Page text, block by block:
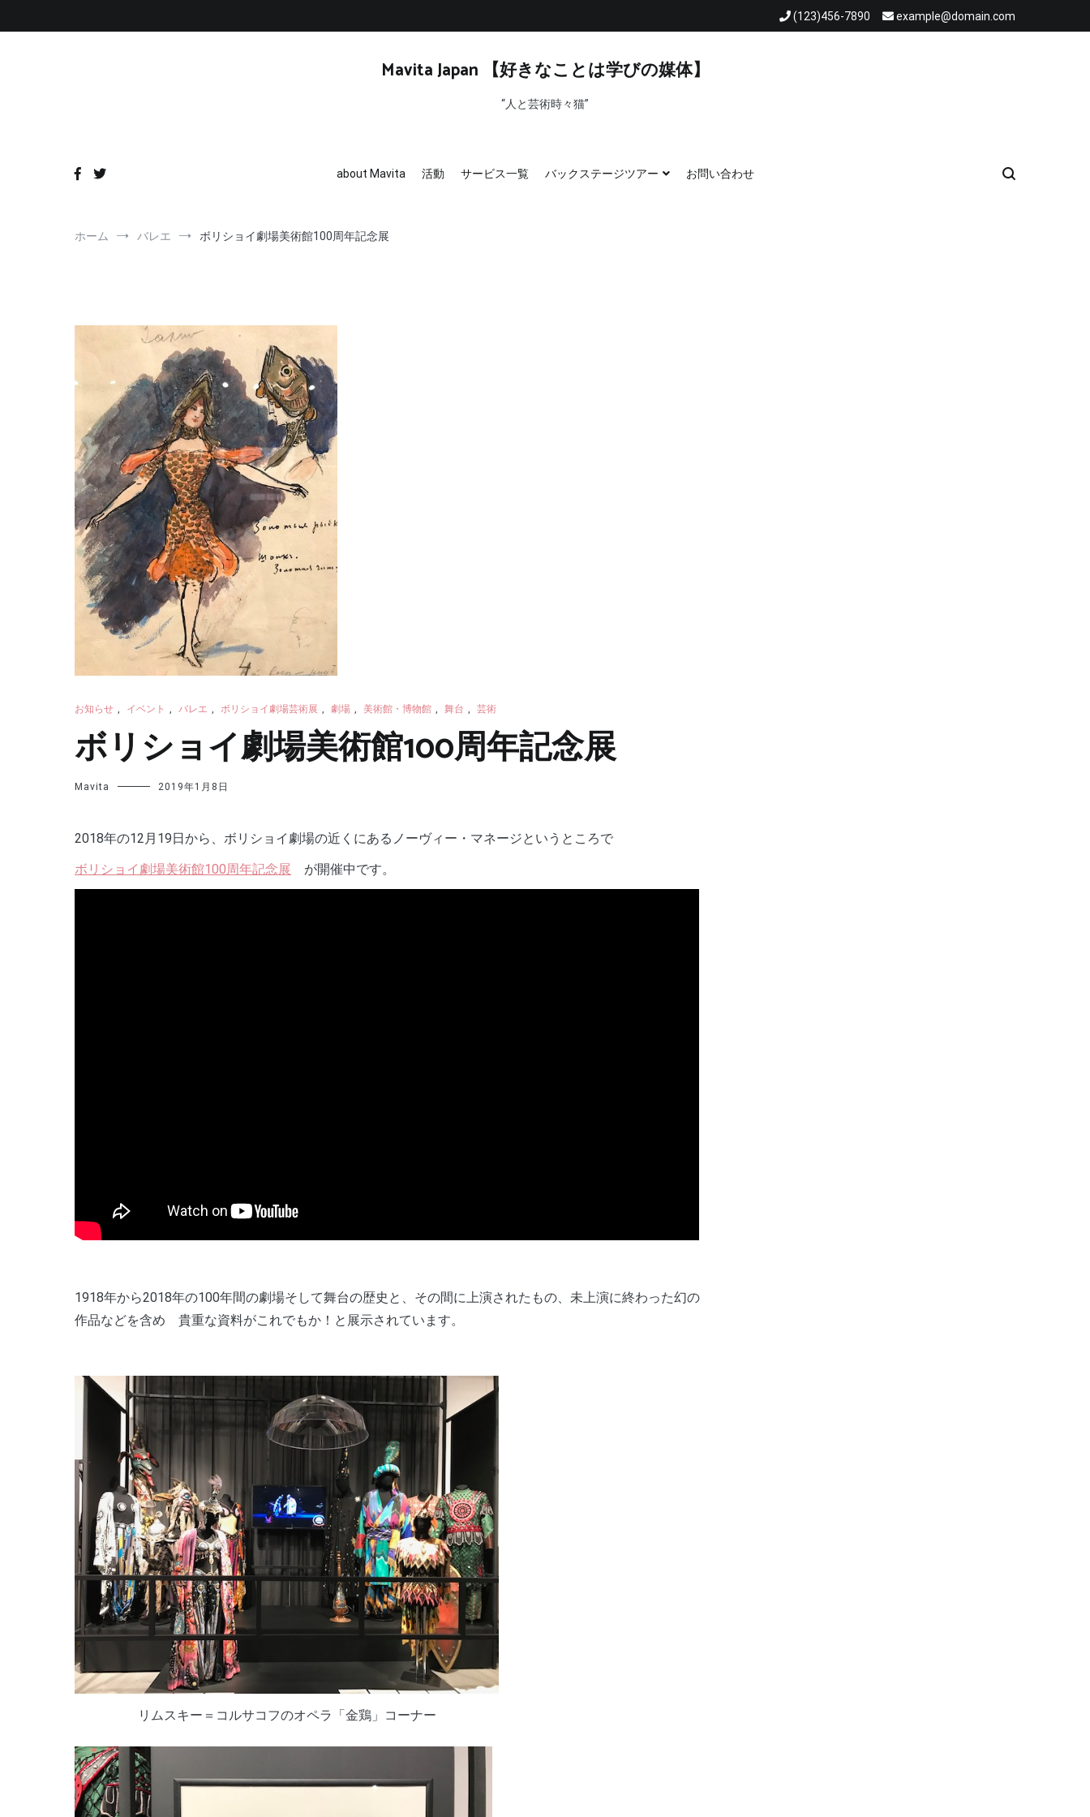
(123)456-7890 example@domain.com
Mavita Japan 【好きなことは学びの媒体】
“人と芸術時々猫”
about Mavita 活動 サービス一覧 バックステージツアー お問い合わせ
ホーム バレエ ボリショイ劇場美術館100周年記念展
お知らせ , イベント , バレエ , ボリショイ劇場芸術展 , 劇場 , 美術館・博物館 , 舞台 , 芸術
ボリショイ劇場美術館100周年記念展
Mavita 2019年1月8日
2018年の12月19日から、ボリショイ劇場の近くにあるノーヴィー・マネージというところで
ボリショイ劇場美術館100周年記念展 が開催中です。
1918年から2018年の100年間の劇場そして舞台の歴史と、その間に上演されたもの、未上演に終わった幻の
作品などを含め 貴重な資料がこれでもか！と展示されています。
リムスキー＝コルサコフのオペラ「金鶏」コーナー